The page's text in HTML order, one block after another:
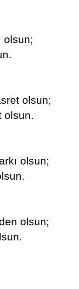
olsun;
olsun;
olsun.
olsun;
olsun;